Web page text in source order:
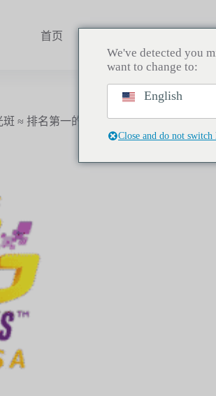
首页
斑 ≈ 排名第一的家用能量中和器
We've detected you
want to change to:
English
Close and do not switch